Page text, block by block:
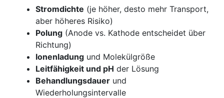
Stromdichte ‌(je ​höher, desto mehr⁣ Transport,
aber höheres Risiko)
Polung (Anode​ vs. Kathode entscheidet über
Richtung)
Ionenladung und Molekülgröße
Leitfähigkeit und pH der Lösung
Behandlungsdauer und
Wiederholungsintervalle